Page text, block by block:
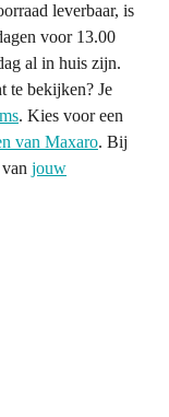
leverbaar, is
voor 13.00
al in huis zijn.
te bekijken? Je
. Kies voor een
van Maxaro. Bij
jouw